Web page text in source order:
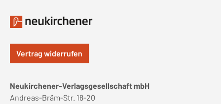
Vertrag widerrufen
Neukirchener-Verlagsgesellschaft mbH
Andreas-Bräm-Str. 18-20